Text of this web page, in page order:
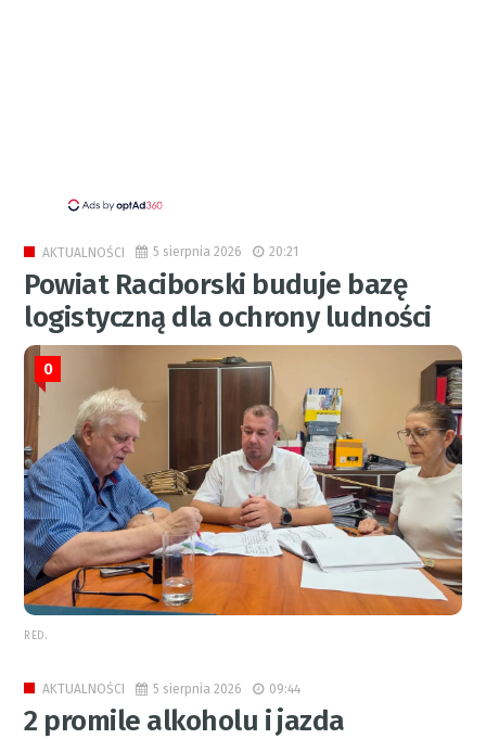
AKTUALNOŚCI 5 sierpnia 2026 20:21
Powiat Raciborski buduje bazę
logistyczną dla ochrony ludności
0
RED.
AKTUALNOŚCI 5 sierpnia 2026 09:44
2 promile alkoholu i jazda